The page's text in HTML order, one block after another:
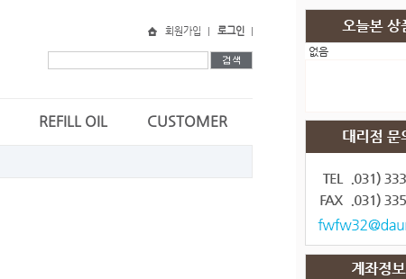
회원가입 로그인
REFILL OIL CUSTOMER
없음